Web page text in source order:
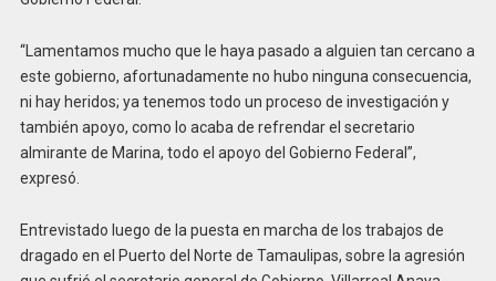
“Lamentamos mucho que le haya pasado a alguien tan cercano a
este gobierno, afortunadamente no hubo ninguna consecuencia,
ni hay heridos; ya tenemos todo un proceso de investigación y
también apoyo, como lo acaba de refrendar el secretario
almirante de Marina, todo el apoyo del Gobierno Federal”,
expresó.
Entrevistado luego de la puesta en marcha de los trabajos de
dragado en el Puerto del Norte de Tamaulipas, sobre la agresión